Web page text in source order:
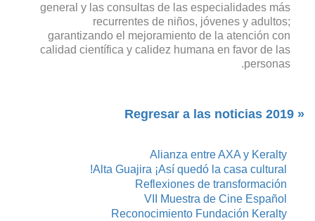
general y las consultas de las especialidades más
recurrentes de niños, jóvenes y adultos;
garantizando el mejoramiento de la atención con
calidad científica y calidez humana en favor de las
personas.
« Regresar a las noticias 2019
Alianza entre AXA y Keralty
Alta Guajira ¡Así quedó la casa cultural!
Reflexiones de transformación
VII Muestra de Cine Español
Reconocimiento Fundación Keralty